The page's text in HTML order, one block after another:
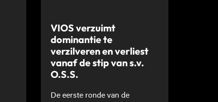
VIOS verzuimt
dominantie te
verzilveren en verliest
vanaf de stip van s.v.
O.S.S.
De eerste ronde van de